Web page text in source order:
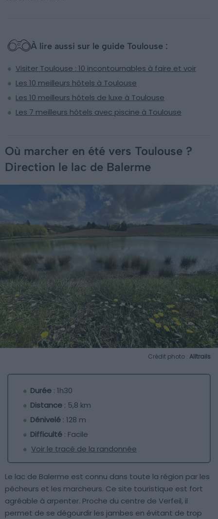
À lire aussi sur le guide Toulouse :
Visiter Toulouse : 10 incontournables à faire et voir
Les 10 meilleurs hôtels à Toulouse
Les 10 meilleurs hôtels de luxe à Toulouse
Les 7 meilleurs hôtels avec piscine à Toulouse
Où marcher en été vers Toulouse ?
Direction le lac de Balerme
Crédit photo : Alltrails
Durée : 1h30
Distance : 5,8 km
Dénivelé : 128 m
Difficulté : Facile
Voir le tracé de la randonnée
Le lac de Balerme est connu dans toute la région par les
pêcheurs et les marcheurs. Ce site touristique est fort
agréable à arpenter. Proche du centre de Verfeil, il
permet de se dégourdir les jambes en évitant de trop